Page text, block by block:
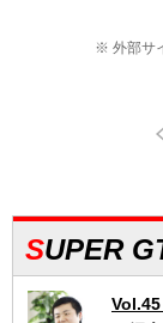
※ 外部サ
SUPER